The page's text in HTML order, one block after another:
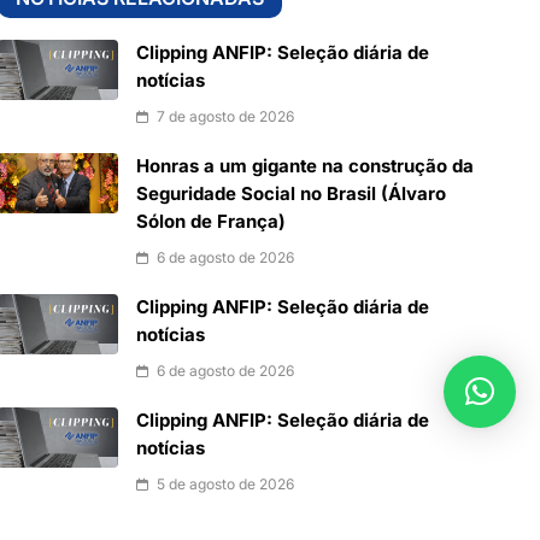
Clipping ANFIP: Seleção diária de
notícias
7 de agosto de 2026
Honras a um gigante na construção da
Seguridade Social no Brasil (Álvaro
Sólon de França)
6 de agosto de 2026
Clipping ANFIP: Seleção diária de
notícias
6 de agosto de 2026
Clipping ANFIP: Seleção diária de
notícias
5 de agosto de 2026